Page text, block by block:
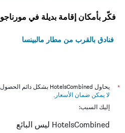
فكّر بأمكان إقامة بديلة في مورناجو
فنادق بالقرب من مطار مالبينسا
*
يحاول HotelsCombined بشكل دائم الحصول على الأسعار الدقيقة، ولكن
لا يمكن ضمان الأسعار .
إليك السبب:
HotelsCombined ليس البائع